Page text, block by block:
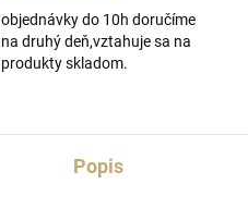
objednávky do 10h doručíme
na druhý deň,vztahuje sa na
produkty skladom.
Popis